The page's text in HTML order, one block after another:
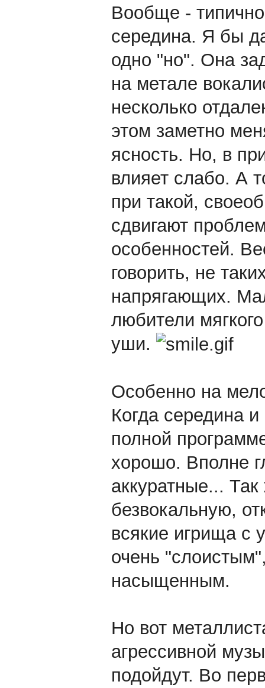
Вообще -
середина. Я бы
одно "но". Она
на метале
несколько
этом заметно
ясность. Но, в
влияет слабо. А
при такой,
сдвигают
особенностей.
говорить, не
напрягающих.
любители
уши.
Особенно на
Когда середина
полной
хорошо. Вполне
аккуратные...
безвокальную,
всякие игрища с
очень
насыщенным.
Но вот
агрессивной
подойдут. Во